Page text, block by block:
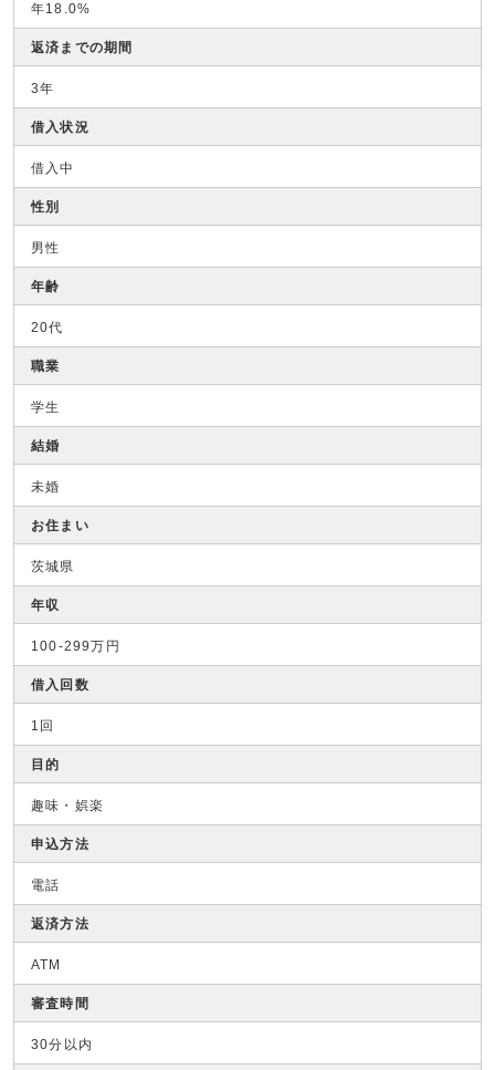
年18.0%
返済までの期間
3年
借入状況
借入中
性別
男性
年齢
20代
職業
学生
結婚
未婚
お住まい
茨城県
年収
100-299万円
借入回数
1回
目的
趣味・娯楽
申込方法
電話
返済方法
ATM
審査時間
30分以内